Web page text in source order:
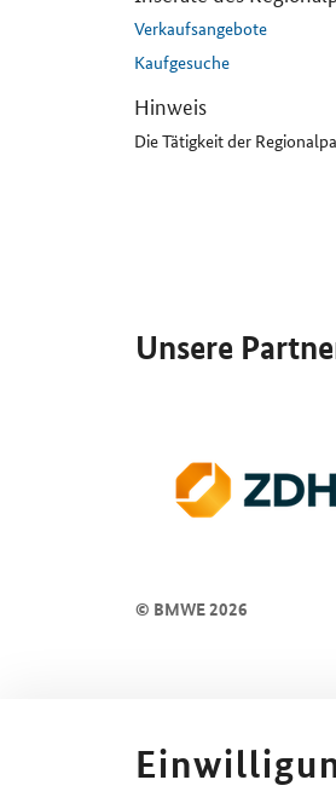
Verkaufsangebote
Kaufgesuche
Hinweis
Die Tätigkeit der
Unsere
© BMWE 2026